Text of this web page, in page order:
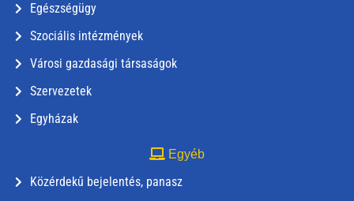
Egészségügy
Szociális intézmények
Városi gazdasági társaságok
Szervezetek
Egyházak
Egyéb
Közérdekű bejelentés, panasz